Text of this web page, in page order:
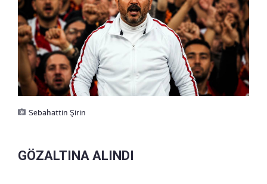
Sebahattin Şirin
GÖZALTINA ALINDI